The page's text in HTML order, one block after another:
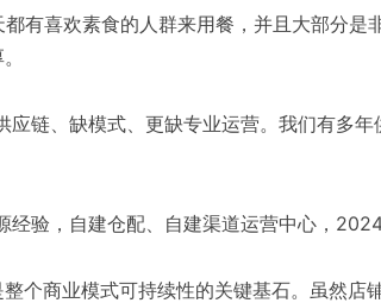
有喜欢素食的人群来用餐，并且大部分
链、缺模式、更缺专业运营。我们有多
经验，自建仓配、自建渠道运营中心，
个商业模式可持续性的关键基石。虽然